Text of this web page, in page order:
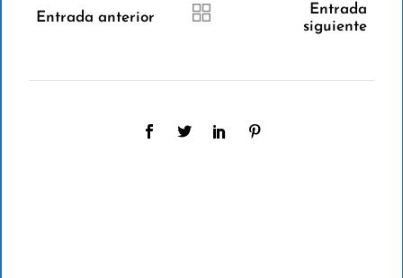
Entrada anterior
Entrada
siguiente